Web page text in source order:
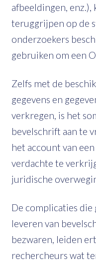
afbeeldingen,
teruggrijpen op de
onderzoekers
gebruiken om een
Zelfs met de
gegevens en
verkregen, is het
bevelschrift aan te
het account van
verdachte te
juridische
De complicaties die
leveren van
bezwaren, leiden
rechercheurs wat